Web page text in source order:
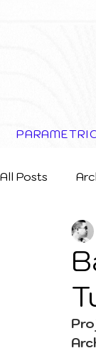
All Posts